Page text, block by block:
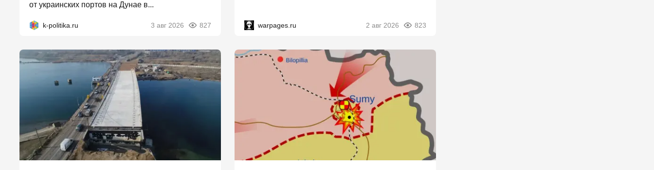
от украинских портов на Дунае в...
k-politika.ru 3 авг 2026 827 warpages.ru 2 авг 2026 823